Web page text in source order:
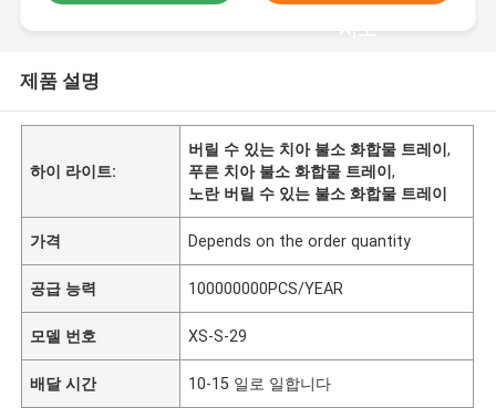
시오
제품 설명
하이 라이트:
버릴 수 있는 치아 불소 화합물 트레이,
푸른 치아 불소 화합물 트레이,
노란 버릴 수 있는 불소 화합물 트레이
가격 Depends on the order quantity
공급 능력 100000000PCS/YEAR
모델 번호 XS-S-29
배달 시간 10-15 일로 일합니다